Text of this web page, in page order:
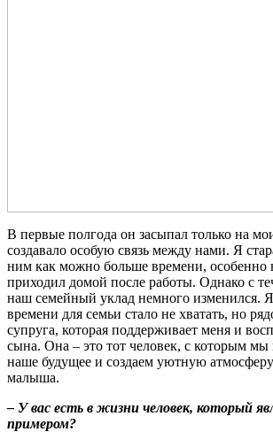
В первые полгода он засыпал только на
создавало особую связь между нами. Я
ним как можно больше времени, особенно
приходил домой после работы. Однако с
наш семейный уклад немного изменился. Я
времени для семьи стало не хватать, но
супруга, которая поддерживает меня и
сына. Она – это тот человек, с которым мы
наше будущее и создаем уютную
малыша.
– У вас есть в жизни человек, который
примером?